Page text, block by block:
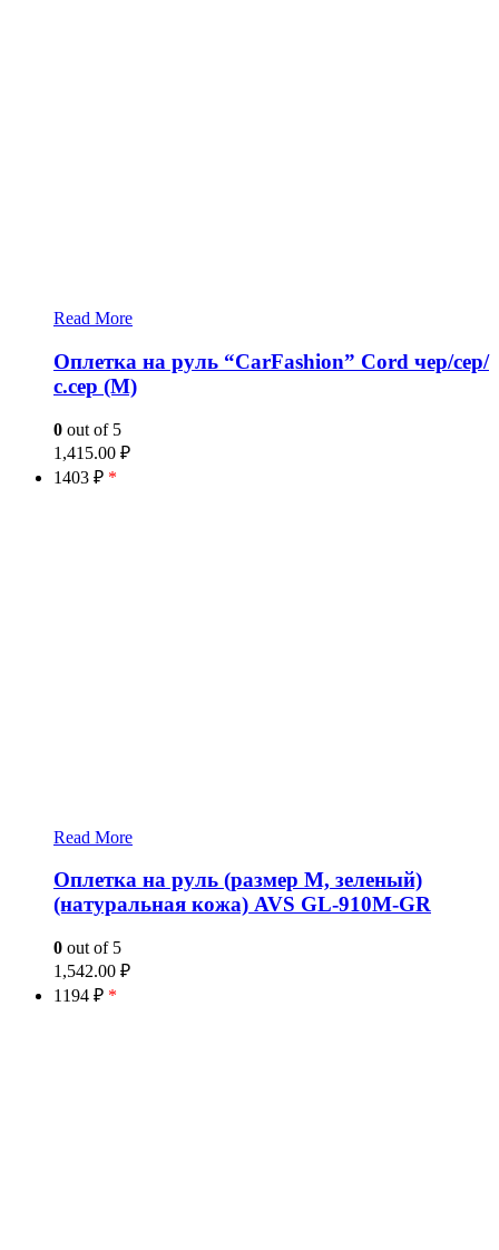
Read More
Оплетка на руль “CarFashion” Cord чер/сер/
с.сер (M)
0 out of 5
1,415.00 ₽
1403 ₽ *
Read More
Оплетка на руль (размер M, зеленый)
(натуральная кожа) AVS GL-910M-GR
0 out of 5
1,542.00 ₽
1194 ₽ *